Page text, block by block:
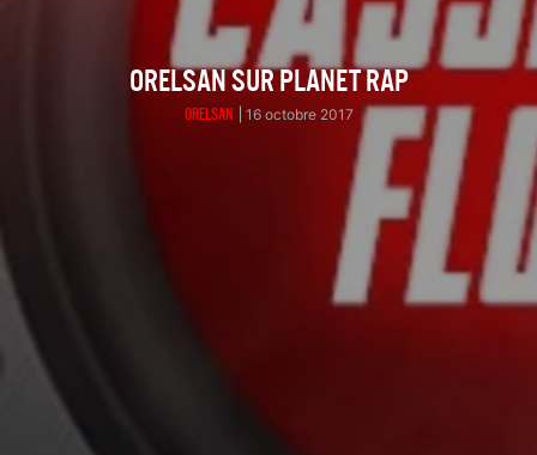
ORELSAN SUR PLANET RAP
ORELSAN 16 octobre 2017